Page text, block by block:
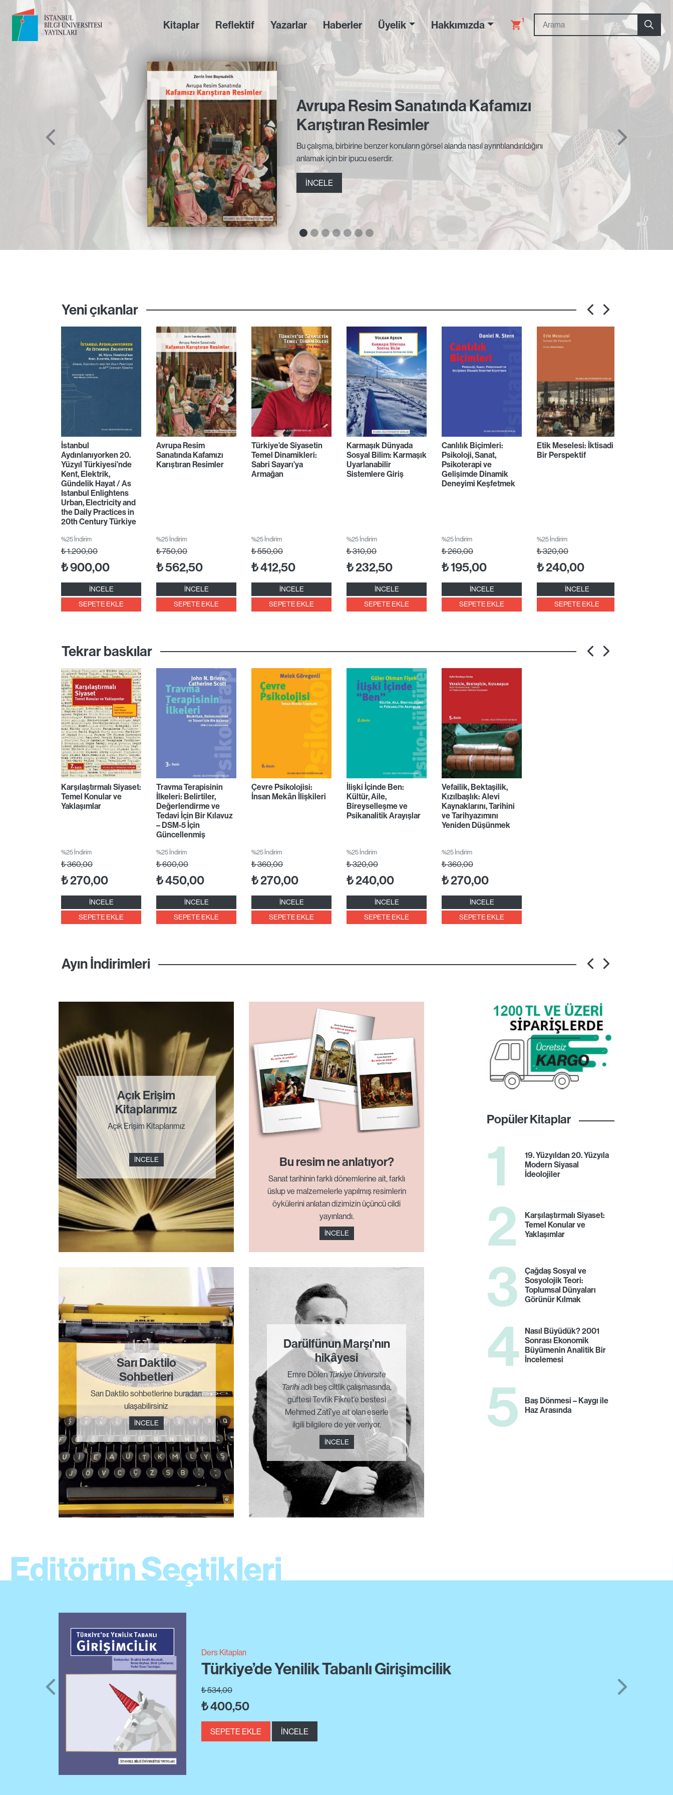
Kitaplar Reflektif Yazarlar Haberler Üyelik Hakkımızda 1
Avrupa Resim Sanatında Kafamızı
Karıştıran Resimler
Bu çalışma, birbirine benzer konuların görsel alanda nasıl ayrıntılandırıldığını
anlamak için bir ipucu eserdir.
İNCELE
Yeni çıkanlar
İstanbul
Aydınlanıyorken 20.
Yüzyıl Türkiyesi’nde
Kent, Elektrik,
Gündelik Hayat / As
Istanbul Enlightens
Urban, Electricity and
the Daily Practices in
20th Century Türkiye
%25 İndirim
₺1.200,00
₺900,00
İNCELE
SEPETE EKLE
Avrupa Resim
Sanatında Kafamızı
Karıştıran Resimler
%25 İndirim
₺750,00
₺562,50
İNCELE
SEPETE EKLE
Türkiye’de Siyasetin
Temel Dinamikleri:
Sabri Sayarı’ya
Armağan
%25 İndirim
₺550,00
₺412,50
İNCELE
SEPETE EKLE
Karmaşık Dünyada
Sosyal Bilim: Karmaşık
Uyarlanabilir
Sistemlere Giriş
%25 İndirim
₺310,00
₺232,50
İNCELE
SEPETE EKLE
Canlılık Biçimleri:
Psikoloji, Sanat,
Psikoterapi ve
Gelişimde Dinamik
Deneyimi Keşfetmek
%25 İndirim
₺260,00
₺195,00
İNCELE
SEPETE EKLE
Etik Meselesi: İktisadi
Bir Perspektif
%25 İndirim
₺320,00
₺240,00
İNCELE
SEPETE EKLE
Tekrar baskılar
Karşılaştırmalı Siyaset:
Temel Konular ve
Yaklaşımlar
%25 İndirim
₺360,00
₺270,00
İNCELE
SEPETE EKLE
Travma Terapisinin
İlkeleri: Belirtiler,
Değerlendirme ve
Tedavi İçin Bir Kılavuz
– DSM-5 İçin
Güncellenmiş
%25 İndirim
₺600,00
₺450,00
İNCELE
SEPETE EKLE
Çevre Psikolojisi:
İnsan Mekân İlişkileri
%25 İndirim
₺360,00
₺270,00
İNCELE
SEPETE EKLE
İlişki İçinde Ben:
Kültür, Aile,
Bireyselleşme ve
Psikanalitik Arayışlar
%25 İndirim
₺320,00
₺240,00
İNCELE
SEPETE EKLE
Vefailik, Bektaşilik,
Kızılbaşlık: Alevi
Kaynaklarını, Tarihini
ve Tarihyazımını
Yeniden Düşünmek
%25 İndirim
₺360,00
₺270,00
İNCELE
SEPETE EKLE
Ayın İndirimleri
Açık Erişim
Kitaplarımız
Açık Erişim Kitaplarımız
İNCELE Bu resim ne anlatıyor?
Sanat tarihinin farklı dönemlerine ait, farklı
üslup ve malzemelerle yapılmış resimlerin
öykülerini anlatan dizimizin üçüncü cildi
yayınlandı.
İNCELE
Sarı Daktilo
Sohbetleri
Sarı Daktilo sohbetlerine buradan
ulaşabilirsiniz
İNCELE
Darülfünun Marşı’nın
hikâyesi
Emre DölenTürkiye Üniversite
Tarihiadlı beş ciltlik çalışmasında,
güftesi Tevfik Fikret’e bestesi
Mehmed Zatî’ye ait olan eserle
ilgili bilgilere de yer veriyor.
İNCELE
Popüler Kitaplar
1
19. Yüzyıldan 20. Yüzyıla
Modern Siyasal
İdeolojiler
2
Karşılaştırmalı Siyaset:
Temel Konular ve
Yaklaşımlar
3
Çağdaş Sosyal ve
Sosyolojik Teori:
Toplumsal Dünyaları
Görünür Kılmak
4 Nasıl Büyüdük? 2001
Sonrası Ekonomik
Büyümenin Analitik Bir
İncelemesi
5
Baş Dönmesi – Kaygı ile
Haz Arasında
Sosyoloji
Homo Academicus
Pierre Bourdieu
₺370,00
₺277,50